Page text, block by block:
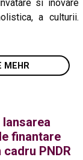
si inovare
a culturii.
MEHR
finantare
PNDR